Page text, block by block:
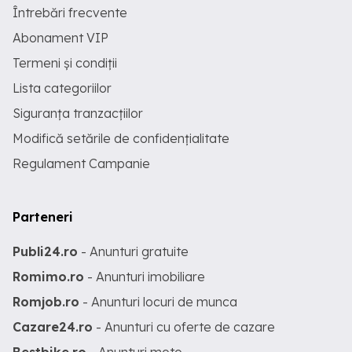
Întrebări frecvente
Abonament VIP
Termeni și condiții
Lista categoriilor
Siguranța tranzacțiilor
Modifică setările de confidențialitate
Regulament Campanie
Parteneri
Publi24.ro - Anunturi gratuite
Romimo.ro - Anunturi imobiliare
Romjob.ro - Anunturi locuri de munca
Cazare24.ro - Anunturi cu oferte de cazare